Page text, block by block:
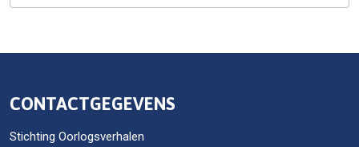
CONTACTGEGEVENS
Stichting Oorlogsverhalen